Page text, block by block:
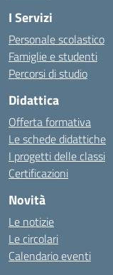
I Servizi
Personale scolastico
Famiglie e studenti
Percorsi di studio
Didattica
Offerta formativa
Le schede didattiche
I progetti delle classi
Certificazioni
Novità
Le notizie
Le circolari
Calendario eventi